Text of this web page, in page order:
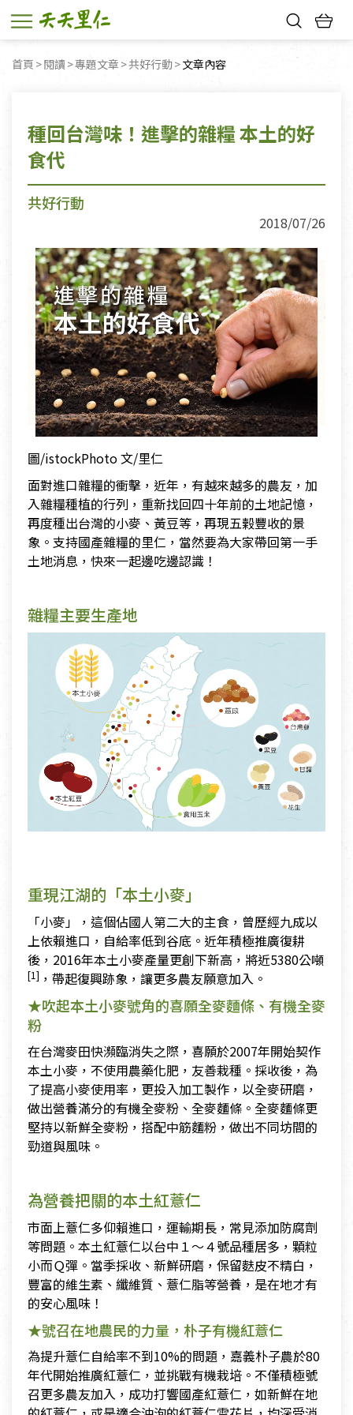
首頁 閱讀 專題文章 共好行動 目前頁面：
文章內容
種回台灣味！進擊的雜糧 本土的好
食代
共好行動
2018/07/26
圖/istockPhoto 文/里仁
面對進口雜糧的衝擊，近年，有越來越多的農友，加
入雜糧種植的行列，重新找回四十年前的土地記憶，
再度種出台灣的小麥、黃豆等，再現五榖豐收的景
象。支持國產雜糧的里仁，當然要為大家帶回第一手
土地消息，快來一起邊吃邊認識！
雜糧主要生產地
重現江湖的「本土小麥」
「小麥」，這個佔國人第二大的主食，曾歷經九成以
上依賴進口，自給率低到谷底。近年積極推廣復耕
後，2016年本土小麥產量更創下新高，將近5380公噸
[1] ，帶起復興跡象，讓更多農友願意加入。
★吹起本土小麥號角的喜願全麥麵條、有機全麥
粉
在台灣麥田快瀕臨消失之際，喜願於2007年開始契作
本土小麥，不使用農藥化肥，友善栽種。採收後，為
了提高小麥使用率，更投入加工製作，以全麥研磨，
做出營養滿分的有機全麥粉、全麥麵條。全麥麵條更
堅持以新鮮全麥粉，搭配中筋麵粉，做出不同坊間的
勁道與風味。
為營養把關的本土紅薏仁
市面上薏仁多仰賴進口，運輸期長，常見添加防腐劑
等問題。本土紅薏仁以台中１～４號品種居多，顆粒
小而Ｑ彈。當季採收、新鮮研磨，保留麩皮不精白，
豐富的維生素、纖維質、薏仁脂等營養，是在地才有
的安心風味！
★號召在地農民的力量，朴子有機紅薏仁
為提升薏仁自給率不到10%的問題，嘉義朴子農於80
年代開始推廣紅薏仁，並挑戰有機栽培。不僅積極號
召更多農友加入，成功打響國產紅薏仁，如新鮮在地